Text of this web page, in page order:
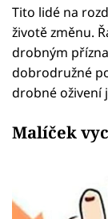
Tito lidé na
životě změnu.
drobným
dobrodružné
drobné oživení
Malíček